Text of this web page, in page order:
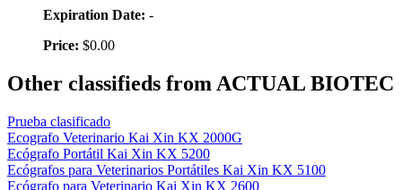
Expiration Date: -
Price: $0.00
Other classifieds from ACTUAL BIOTEC
Prueba clasificado
Ecografo Veterinario Kai Xin KX 2000G
Ecógrafo Portátil Kai Xin KX 5200
Ecógrafos para Veterinarios Portátiles Kai Xin KX 5100
Ecógrafo para Veterinario Kai Xin KX 2600